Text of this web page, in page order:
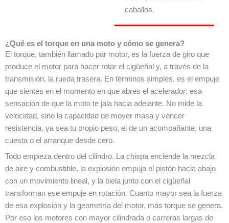
caballos.
¿Qué es el torque en una moto y cómo se genera?
El torque, también llamado par motor, es la fuerza de giro que
produce el motor para hacer rotar el cigüeñal y, a través de la
transmisión, la rueda trasera. En términos simples, es el empuje
que sientes en el momento en que abres el acelerador: esa
sensación de que la moto te jala hacia adelante. No mide la
velocidad, sino la capacidad de mover masa y vencer
resistencia, ya sea tu propio peso, el de un acompañante, una
cuesta o el arranque desde cero.
Todo empieza dentro del cilindro. La chispa enciende la mezcla
de aire y combustible, la explosión empuja el pistón hacia abajo
con un movimiento lineal, y la biela junto con el cigüeñal
transforman ese empuje en rotación. Cuanto mayor sea la fuerza
de esa explosión y la geometría del motor, más torque se genera.
Por eso los motores con mayor cilindrada o carreras largas de